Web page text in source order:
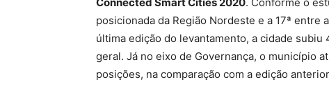
Connected Smart Cities 2020. Conforme o
posicionada da Região Nordeste e a 17ª
última edição do levantamento, a cidade subiu
geral. Já no eixo de Governança, o município
posições, na comparação com a edição